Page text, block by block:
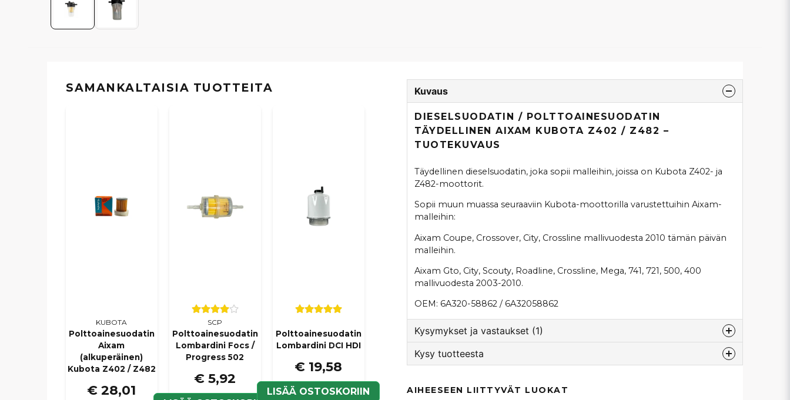
SAMANKALTAISIA ​​TUOTTEITA
KUBOTA
Polttoainesuodatin
Aixam
(alkuperäinen)
Kubota Z402 / Z482
€ 28,01
SCP
Polttoainesuodatin
Lombardini Focs /
Progress 502
€ 5,92
Polttoainesuodatin
Lombardini DCI HDI
€ 19,58
LISÄÄ OSTOSKORIIN
Kuvaus
DIESELSUODATIN / POLTTOAINESUODATIN
TÄYDELLINEN AIXAM KUBOTA Z402 / Z482 –
TUOTEKUVAUS
Täydellinen dieselsuodatin, joka sopii malleihin, joissa on Kubota Z402- ja
Z482-moottorit.
Sopii muun muassa seuraaviin Kubota-moottorilla varustettuihin Aixam-
malleihin:
Aixam Coupe, Crossover, City, Crossline mallivuodesta 2010 tämän päivän
malleihin.
Aixam Gto, City, Scouty, Roadline, Crossline, Mega, 741, 721, 500, 400
mallivuodesta 2003-2010.
OEM: 6A320-58862 / 6A32058862
Kysymykset ja vastaukset (1)
bränsletillförseln på min aixam crossline 2010
Kysy tuotteesta
Kysy meiltä tästä tuotteesta...
AIHEESEEN LIITTYVÄT LUOKAT